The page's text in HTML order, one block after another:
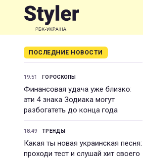
ПОСЛЕДНИЕ НОВОСТИ
19:51 ГОРОСКОПЫ
Финансовая удача уже близко:
эти 4 знака Зодиака могут
разбогатеть до конца года
18:49 ТРЕНДЫ
Какая ты новая украинская песня:
проходи тест и слушай хит своего